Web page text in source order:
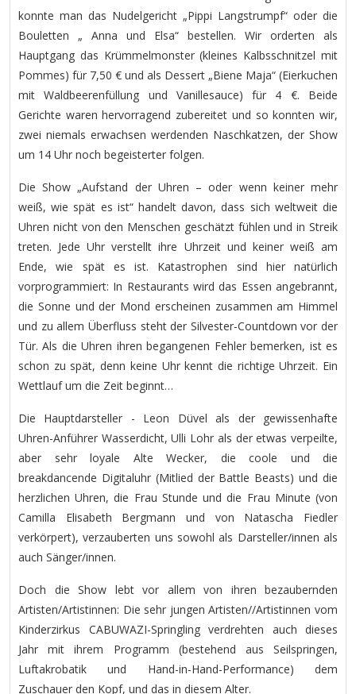
konnte man das Nudelgericht „Pippi Langstrumpf“ oder die
Bouletten „ Anna und Elsa“ bestellen. Wir orderten als
Hauptgang das Krümmelmonster (kleines Kalbsschnitzel mit
Pommes) für 7,50 € und als Dessert „Biene Maja“ (Eierkuchen
mit Waldbeerenfüllung und Vanillesauce) für 4 €. Beide
Gerichte waren hervorragend zubereitet und so konnten wir,
zwei niemals erwachsen werdenden Naschkatzen, der Show
um 14 Uhr noch begeisterter folgen.
Die Show „Aufstand der Uhren – oder wenn keiner mehr
weiß, wie spät es ist“ handelt davon, dass sich weltweit die
Uhren nicht von den Menschen geschätzt fühlen und in Streik
treten. Jede Uhr verstellt ihre Uhrzeit und keiner weiß am
Ende, wie spät es ist. Katastrophen sind hier natürlich
vorprogrammiert: In Restaurants wird das Essen angebrannt,
die Sonne und der Mond erscheinen zusammen am Himmel
und zu allem Überfluss steht der Silvester-Countdown vor der
Tür. Als die Uhren ihren begangenen Fehler bemerken, ist es
schon zu spät, denn keine Uhr kennt die richtige Uhrzeit. Ein
Wettlauf um die Zeit beginnt…
Die Hauptdarsteller - Leon Düvel als der gewissenhafte
Uhren-Anführer Wasserdicht, Ulli Lohr als der etwas verpeilte,
aber sehr loyale Alte Wecker, die coole und die
breakdancende Digitaluhr (Mitlied der Battle Beasts) und die
herzlichen Uhren, die Frau Stunde und die Frau Minute (von
Camilla Elisabeth Bergmann und von Natascha Fiedler
verkörpert), verzauberten uns sowohl als Darsteller/innen als
auch Sänger/innen.
Doch die Show lebt vor allem von ihren bezaubernden
Artisten/Artistinnen: Die sehr jungen Artisten//Artistinnen vom
Kinderzirkus CABUWAZI-Springling verdrehten auch dieses
Jahr mit ihrem Programm (bestehend aus Seilspringen,
Luftakrobatik und Hand-in-Hand-Performance) dem
Zuschauer den Kopf, und das in diesem Alter.